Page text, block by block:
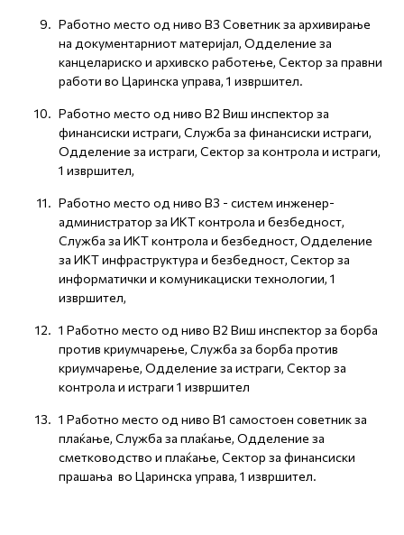
Работно место од ниво В3 Советник за архивирање
на документарниот материјал, Одделение за
канцелариско и архивско работење, Сектор за правни
работи во Царинска управа, 1 извршител.
Работно место од ниво В2 Виш инспектор за
финансиски истраги, Служба за финансиски истраги,
Одделение за истраги, Сектор за контрола и истраги,
1 извршител,
Работно место од ниво В3 - систем инженер-
администратор за ИКТ контрола и безбедност,
Служба за ИКТ контрола и безбедност, Одделение
за ИКТ инфраструктура и безбедност, Сектор за
информатички и комуникациски технологии, 1
извршител,
1 Работно место од ниво В2 Виш инспектор за борба
против криумчарење, Служба за борба против
криумчарење, Одделение за истраги, Сектор за
контрола и истраги 1 извршител
1 Работно место од ниво В1 самостоен советник за
плаќање, Служба за плаќање, Одделение за
сметководство и плаќање, Сектор за финансиски
прашања во Царинска управа, 1 извршител.